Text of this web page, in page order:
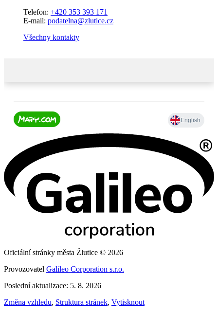
Telefon: +420 353 393 171
E-mail: podatelna@zlutice.cz
Všechny kontakty
Oficiální stránky města Žlutice © 2026
Provozovatel Galileo Corporation s.r.o.
Poslední aktualizace: 5. 8. 2026
Změna vzhledu, Struktura stránek, Vytisknout